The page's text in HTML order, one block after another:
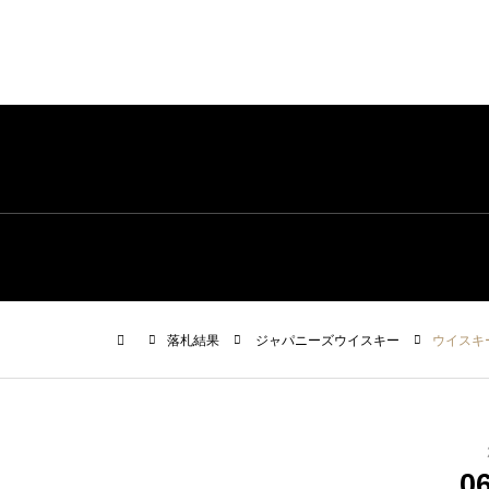
落札結果 ジャパニーズウイスキー ウイスキ